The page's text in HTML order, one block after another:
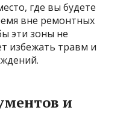
где вы будете
вне ремонтных
эти зоны не
избежать травм и
и